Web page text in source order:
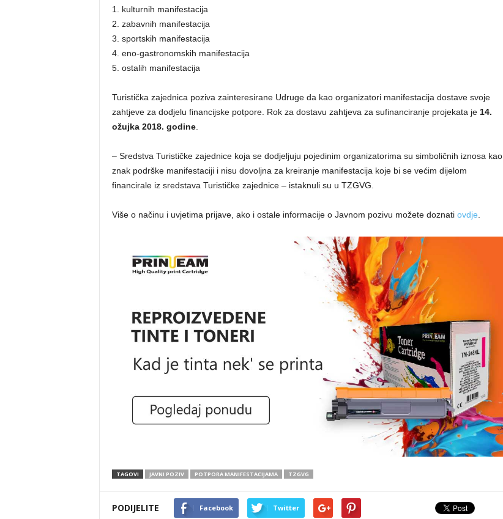
1. kulturnih manifestacija
2. zabavnih manifestacija
3. sportskih manifestacija
4. eno-gastronomskih manifestacija
5. ostalih manifestacija
Turistička zajednica poziva zainteresirane Udruge da kao organizatori manifestacija dostave svoje
zahtjeve za dodjelu financijske potpore. Rok za dostavu zahtjeva za sufinanciranje projekata je14.
ožujka 2018. godine.
– Sredstva Turističke zajednice koja se dodjeljuju pojedinim organizatorima su simboličnih iznosa kao
znak podrške manifestaciji i nisu dovoljna za kreiranje manifestacija koje bi se većim dijelom
financirale iz sredstava Turističke zajednice – istaknuli su u TZGVG.
Više o načinu i uvjetima prijave, ako i ostale informacije o Javnom pozivu možete doznati ovdje
TAGOVI JAVNI POZIV POTPORA MANIFESTACIJAMA TZGVG
PODIJELITE Facebook Twitter